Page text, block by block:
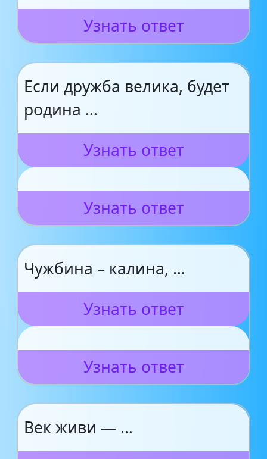
Узнать ответ
Если дружба велика, будет
родина …
Узнать ответ
Узнать ответ
Чужбина – калина, …
Узнать ответ
Узнать ответ
Век живи — …